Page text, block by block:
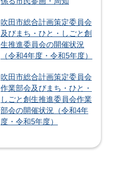
吹田市総合計画策定委員会
及びまち・ひと・しごと創
生推進委員会の開催状況
（令和4年度・令和5年度）
吹田市総合計画策定委員会
作業部会及びまち・ひと・
しごと創生推進委員会作業
部会の開催状況（令和4年
度・令和5年度）